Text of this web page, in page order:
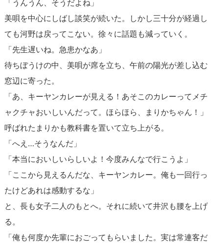
「うんうん、そうだよね」
美唄を中心にしばし談笑が続いた。しかし三十分が経過し
ても河野は戻ってこない。徐々に話題も減っていく。
「先生遅いね。急患かなあ」
待ちぼうけの中、美唄が席を立ち、午前の陽光が差し込む
窓辺に寄った。
「あ、キーヤンカレーが見える！あそこのカレーってメチ
ャクチャおいしいんだって。ほらほら、まりかちゃん！」
呼ばれたまりかも教科書を置いて立ち上がる。
「へえ…そうなんだ」
「本当においしいらしいよ！今度みんなで行こうよ」
「ここから見えるんだな、キーヤンカレー。俺も一回行っ
たけどあれは感動するな」
と、長も女子二人のもとへ。それに続いて井沢も腰を上げ
る。
「俺も何度か先輩におごってもらいました。実は常連客だ